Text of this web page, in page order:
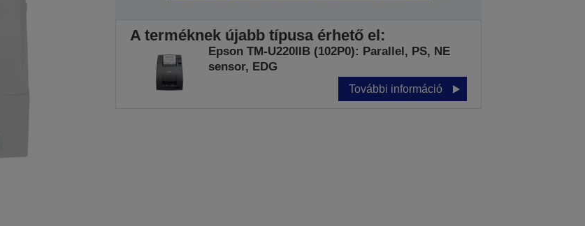
A terméknek újabb típusa érhető el:
Epson TM-U220IIB (102P0): Parallel, PS, NE
sensor, EDG
További információ